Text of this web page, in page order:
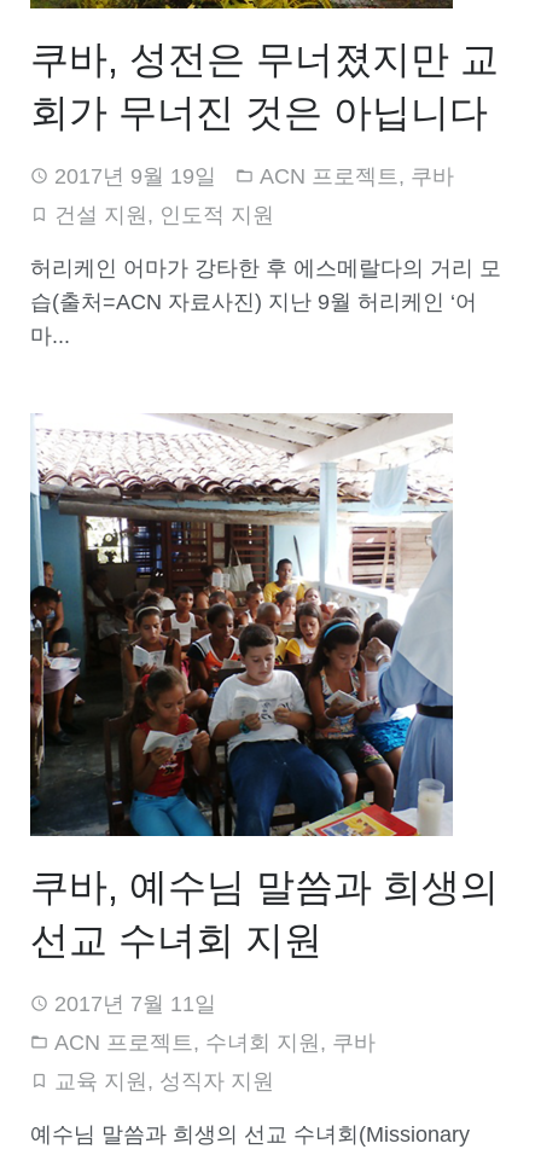
쿠바, 성전은 무너졌지만 교
회가 무너진 것은 아닙니다
2017년 9월 19일 ACN 프로젝트, 쿠바
건설 지원 , 인도적 지원
허리케인 어마가 강타한 후 에스메랄다의 거리 모
습(출처=ACN 자료사진) 지난 9월 허리케인 ‘어
마...
쿠바, 예수님 말씀과 희생의
선교 수녀회 지원
2017년 7월 11일
ACN 프로젝트, 수녀회 지원 , 쿠바
교육 지원 , 성직자 지원
예수님 말씀과 희생의 선교 수녀회(Missionary